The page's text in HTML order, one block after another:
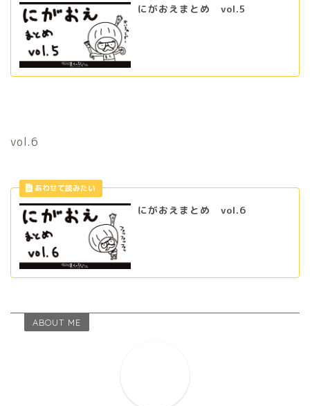
にがおえまとめ vol.5
vol.6
にがおえまとめ vol.6
ABOUT ME